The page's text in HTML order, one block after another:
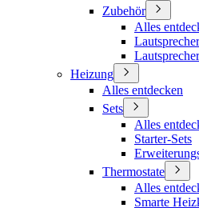
Zubehör
Alles
Heizung
Alles entdecken
Sets
Alles
Starter-Sets
Thermostate
Alles
Smarte